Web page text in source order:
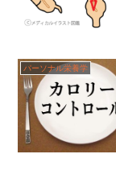
パーソナル栄養学